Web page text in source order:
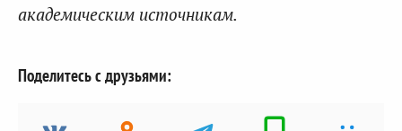
академическим источникам.
Поделитесь с друзьями: